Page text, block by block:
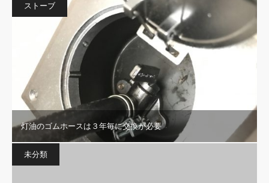
ストーブ
灯油のゴムホースは３年毎に交換が必要
未分類